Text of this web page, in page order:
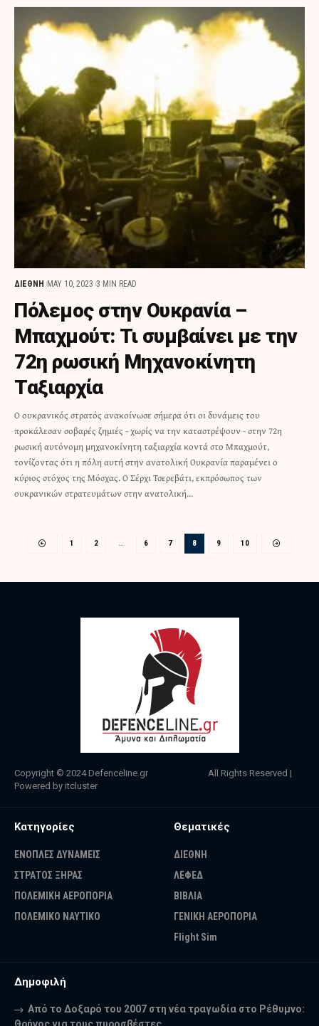
ΔΙΕΘΝΗ MAY 10, 2023 3 MIN READ
Πόλεμος στην Ουκρανία –
Μπαχμούτ: Τι συμβαίνει με την
72η ρωσική Μηχανοκίνητη
Ταξιαρχία
Ο ουκρανικός στρατός ανακοίνωσε σήμερα ότι οι δυνάμεις του
προκάλεσαν σοβαρές ζημιές - χωρίς να την καταστρέψουν - στην 72η
ρωσική αυτόνομη μηχανοκίνητη ταξιαρχία κοντά στο Μπαχμούτ,
τονίζοντας ότι η πόλη αυτή στην ανατολική Ουκρανία παραμένει ο
κύριος στόχος της Μόσχας. Ο Σέρχι Τσερεβάτι, εκπρόσωπος των
ουκρανικών στρατευμάτων στην ανατολική…
1 2 … 6 7 8 9 10
Copyright © 2024 Defenceline.gr All Rights Reserved |
Powered by itcluster
Κατηγορίες
ΕΝΟΠΛΕΣ ΔΥΝΑΜΕΙΣ
ΣΤΡΑΤΟΣ ΞΗΡΑΣ
ΠΟΛΕΜΙΚΗ ΑΕΡΟΠΟΡΙΑ
ΠΟΛΕΜΙΚΟ ΝΑΥΤΙΚΟ
Θεματικές
ΔΙΕΘΝΗ
ΛΕΦΕΔ
ΒΙΒΛΙΑ
ΓΕΝΙΚΗ ΑΕΡΟΠΟΡΙΑ
Flight Sim
Δημοφιλή
Από το Δοξαρό του 2007 στη νέα τραγωδία στο Ρέθυμνο: